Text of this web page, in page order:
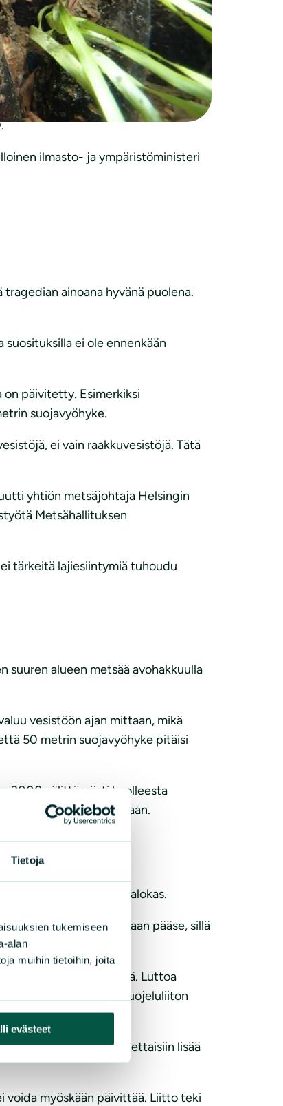
Tietoja
tukemiseen
alan
muihin tietoihin, joita
evästeet
välinpitämättömyys
Tapauksesta onkin käynnissä
5000 raakkua virrassa ylemmäs.
ilmasto- ja ympäristöministeri
ainoana hyvänä puolena.
ei ole ennenkään
päivitetty. Esimerkiksi
suojavyöhyke.
ei vain raakkuvesistöjä. Tätä
yhtiön metsäjohtaja Helsingin
Metsähallituksen
tärkeitä lajiesiintymiä tuhoudu
suuren alueen metsää avohakkuulla
vesistöön ajan mittaan, mikä
50 metrin suojavyöhyke pitäisi
3000 välittömästi kuolleesta
uudestaan ja uudestaan.
yliajo oli erityisen kohtalokas.
eivät kuitenkaan pääse, sillä
kannalta keskeisimpiä. Luttoa
kertoo Luonnonsuojeluliiton
vaelluskaloille rakennettaisiin lisää
voida myöskään päivittää. Liitto teki